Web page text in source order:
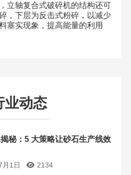
立轴复合式破碎机的结构还可
，下层为反击式粉碎，以减少
塞实现象，提高能量的利用
业动态
秘：5 大策略让砂石生产线效
月1日 2134